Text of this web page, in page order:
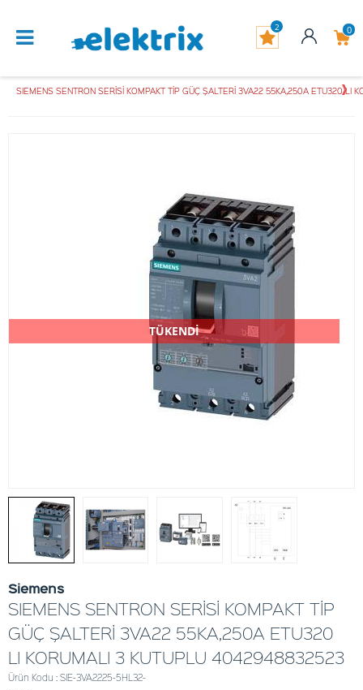
0
2
SIEMENS SENTRON SERİSİ KOMPAKT TİP GÜÇ ŞALTERİ 3VA22 55KA,250A ETU320 LI
TÜKENDİ
Siemens
SIEMENS SENTRON SERİSİ KOMPAKT TİP
GÜÇ ŞALTERİ 3VA22 55KA,250A ETU320
LI KORUMALI 3 KUTUPLU 4042948832523
Ürün Kodu : SIE-3VA2225-5HL32-